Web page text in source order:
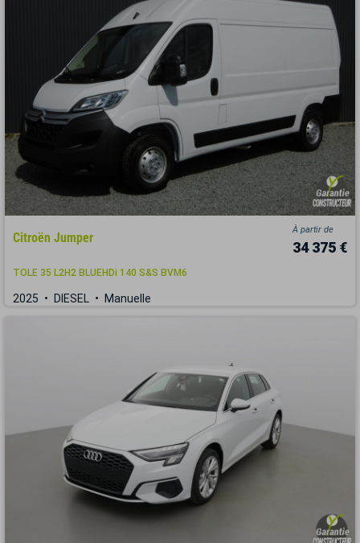
Citroën Jumper
À partir de
34 375 €
TOLE 35 L2H2 BLUEHDi 140 S&S BVM6
2025 DIESEL Manuelle